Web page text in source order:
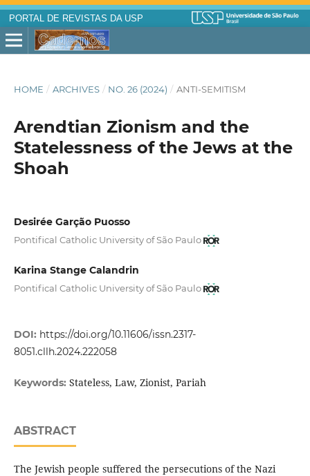
PORTAL DE REVISTAS DA USP
HOME / ARCHIVES / NO. 26 (2024) / ANTI-SEMITISM
Arendtian Zionism and the
Statelessness of the Jews at the
Shoah
Desirée Garção Puosso
Pontifical Catholic University of São Paulo
Karina Stange Calandrin
Pontifical Catholic University of São Paulo
DOI: https://doi.org/10.11606/issn.2317-
8051.cllh.2024.222058
Keywords: Stateless, Law, Zionist, Pariah
ABSTRACT
The Jewish people suffered the persecutions of the Nazi